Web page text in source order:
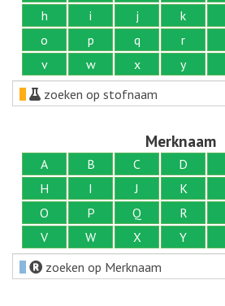
h
i j k
o
p q r
v
w x y
zoeken op stofnaam
Merknaam
A B C D
H
I J K
O
P Q R
V
W X Y
zoeken op Merknaam